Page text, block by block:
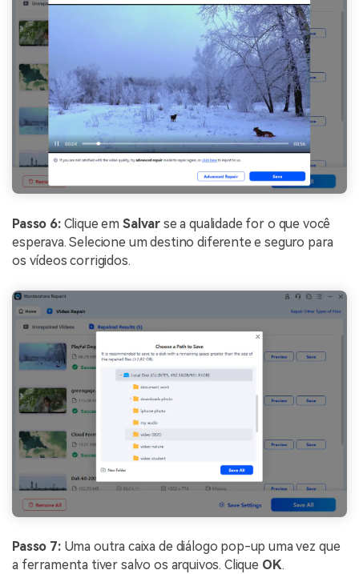
Passo 6:Clique em Salvar se a qualidade for o que você
esperava. Selecione um destino diferente e seguro para
os vídeos corrigidos.
Passo 7:Uma outra caixa de diálogo pop-up uma vez que
a ferramenta tiver salvo os arquivos. Clique OK.